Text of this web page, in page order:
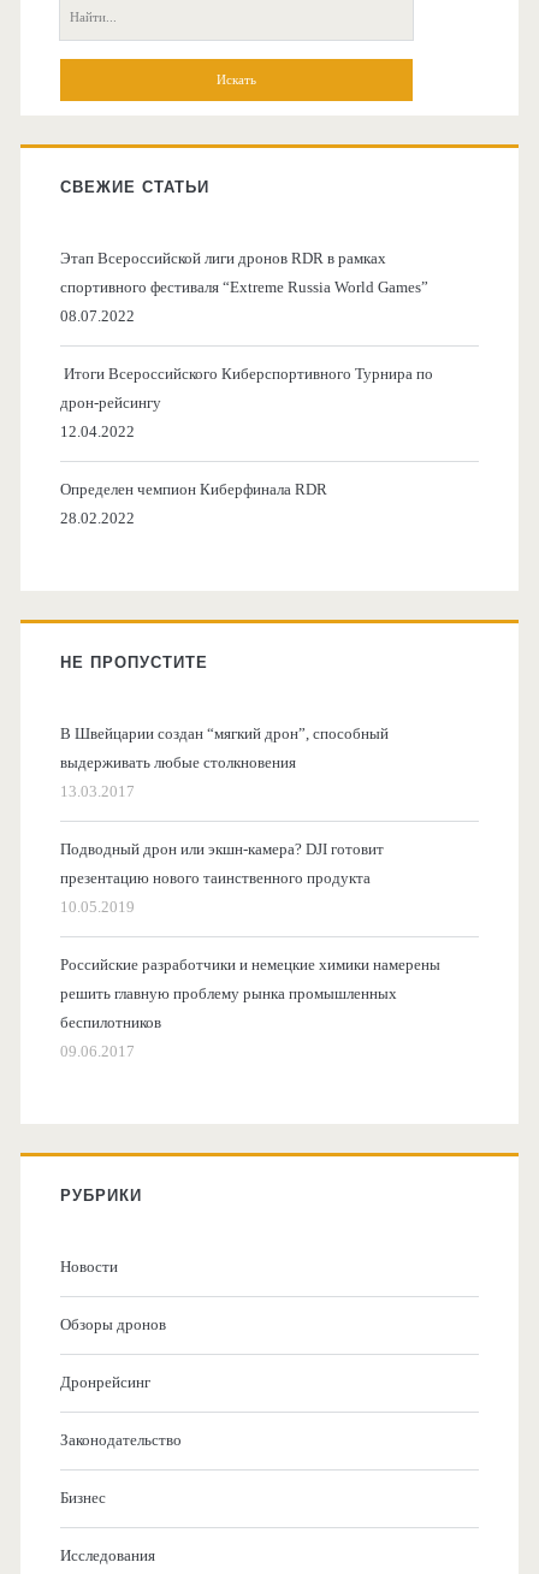
колонка
Поиск:
СВЕЖИЕ СТАТЬИ
Этап Всероссийской лиги дронов RDR в рамках
спортивного фестиваля “Extreme Russia World Games”
08.07.2022
Итоги Всероссийского Киберспортивного Турнира по
дрон-рейсингу
12.04.2022
Определен чемпион Киберфинала RDR
28.02.2022
НЕ ПРОПУСТИТЕ
В Швейцарии создан “мягкий дрон”, способный
выдерживать любые столкновения
13.03.2017
Подводный дрон или экшн-камера? DJI готовит
презентацию нового таинственного продукта
10.05.2019
Российские разработчики и немецкие химики намерены
решить главную проблему рынка промышленных
беспилотников
09.06.2017
РУБРИКИ
Новости
Обзоры дронов
Дронрейсинг
Законодательство
Бизнес
Исследования